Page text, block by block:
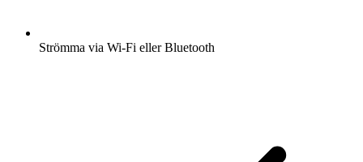
Strömma via Wi-Fi eller Bluetooth